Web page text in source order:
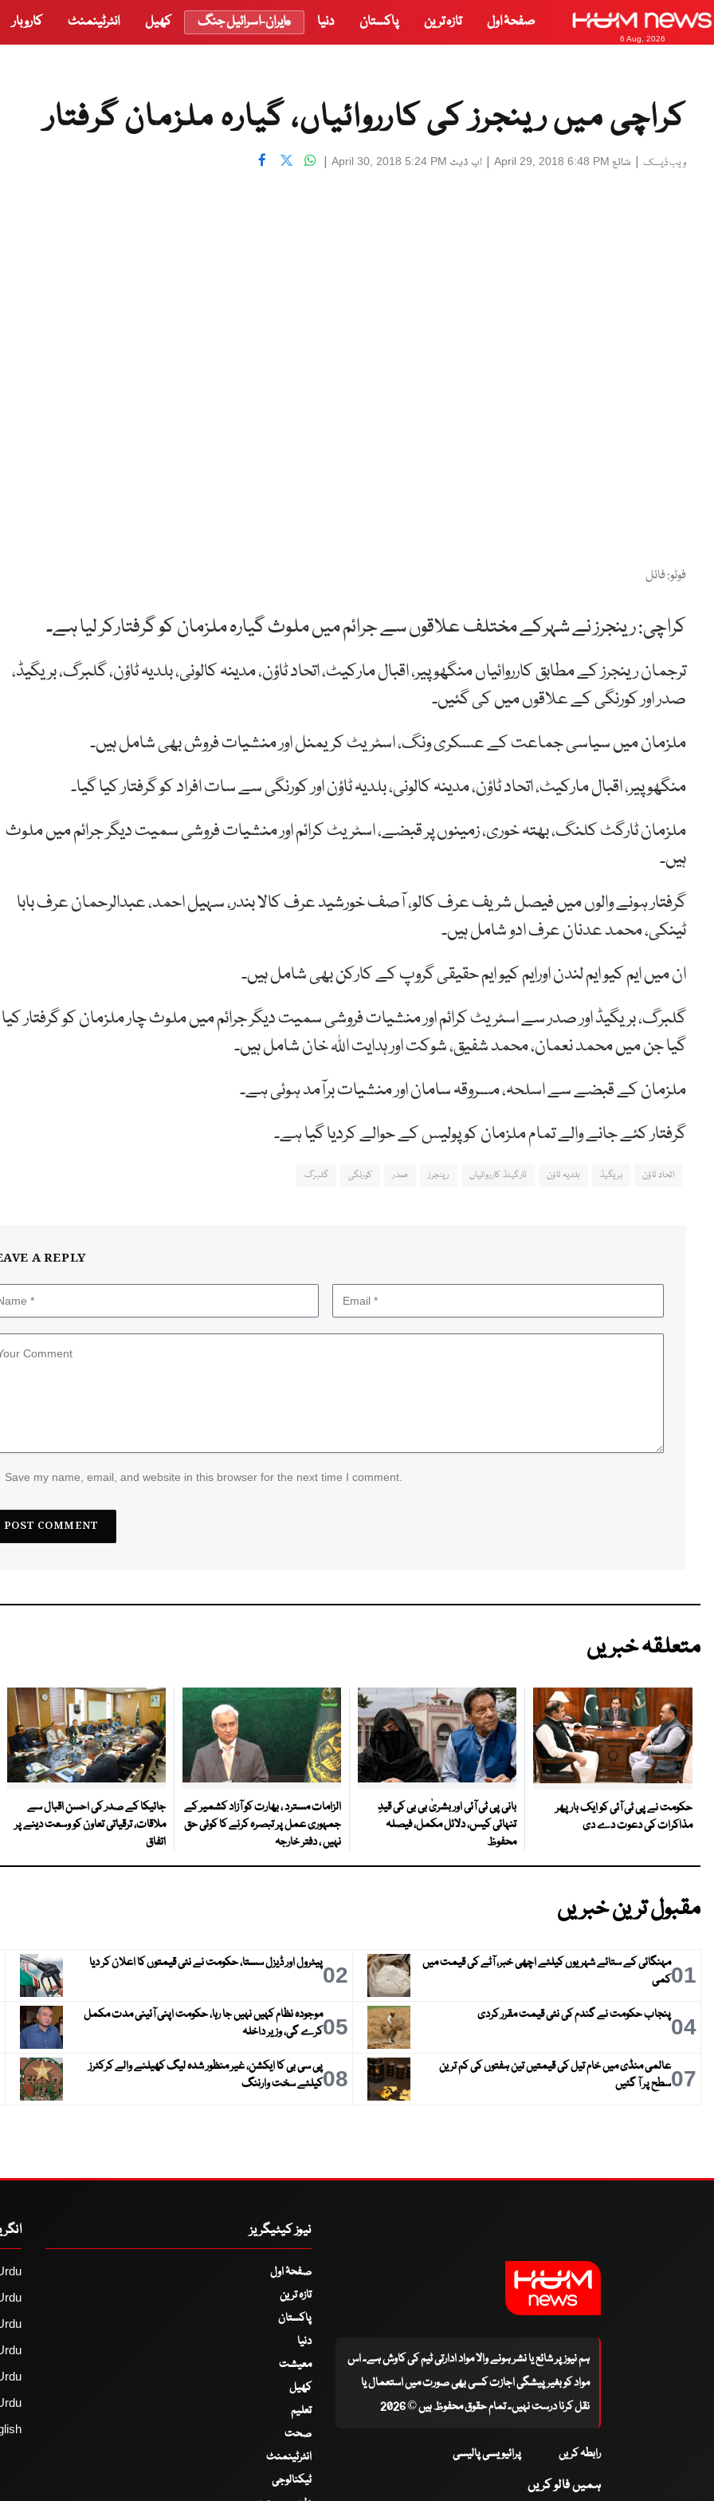
6 Aug, 2026
صفحۂ اول تازہ ترین پاکستان دنیا ایران-اسرائیل جنگ کھیل انٹرٹینمنٹ کاروبار
کراچی میں رینجرز کی کارروائیاں، گیارہ ملزمان گرفتار
ویب ڈیسک | شائع April 29, 2018 6:48 PM
| اپ ڈیٹ April 30, 2018 5:24 PM
|
فوٹو: فائل
کراچی: رینجرز نے شہرکے مختلف علاقوں سے جرائم میں ملوث گیارہ ملزمان کو گرفتارکر لیا ہے۔
ترجمان رینجرز کے مطابق کارروائیاں منگھوپیر، اقبال مارکیٹ، اتحاد ٹاؤن، مدینہ کالونی، بلدیہ ٹاؤن، گلبرگ، بریگیڈ،
صدر اور کورنگی کے علاقوں میں کی گئیں۔
ملزمان میں سیاسی جماعت کے عسکری ونگ، اسٹریٹ کریمنل اور منشیات فروش بھی شامل ہیں۔
منگھوپیر، اقبال مارکیٹ، اتحاد ٹاؤن، مدینہ کالونی، بلدیہ ٹاؤن اور کورنگی سے سات افراد کو گرفتار کیا گیا۔
ملزمان ٹارگٹ کلنگ، بھتہ خوری، زمینوں پر قبضے، اسٹریٹ کرائم اور منشیات فروشی سمیت دیگر جرائم میں ملوث
ہیں۔
گرفتار ہونے والوں میں فیصل شریف عرف کالو، آصف خورشید عرف کالا بندر، سہیل احمد، عبدالرحمان عرف بابا
ٹینکی، محمد عدنان عرف ادو شامل ہیں۔
ان میں ایم کیو ایم لندن اورایم کیو ایم حقیقی گروپ کے کارکن بھی شامل ہیں۔
گلبرگ، بریگیڈ اور صدر سے اسٹریٹ کرائم اور منشیات فروشی سمیت دیگر جرائم میں ملوث چار ملزمان کو گرفتار کیا
گیا جن میں محمد نعمان، محمد شفیق، شوکت اور ہدایت اللہ خان شامل ہیں۔
ملزمان کے قبضے سے اسلحہ، مسروقہ سامان اور منشیات برآمد ہوئی ہے۔
گرفتار کئے جانے والے تمام ملزمان کو پولیس کے حوالے کردیا گیا ہے۔
اتحاد ٹاؤن بریگیڈ بلدیہ ٹاؤن ٹارگیٹڈ کارروائیاں رینجرز صدر کورنگی گلبرگ
A REPLY
Save my name, email, and website in this browser for the next time I comment.
متعلقہ خبریں
حکومت نے پی ٹی آئی کو ایک بارپھر
مذاکرات کی دعوت دے دی
بانی پی ٹی آئی اور بشریٰ بی بی کی قیدِ
تنہائی کیس، دلائل مکمل، فیصلہ
محفوظ
الزامات مسترد ، بھارت کو آزاد کشمیر کے
جمہوری عمل پر تبصرہ کرنے کا کوئی حق
نہیں ، دفتر خارجہ
جائیکا کے صدر کی احسن اقبال سے
ملاقات، ترقیاتی تعاون کو وسعت دینے پر
اتفاق
مقبول ترین خبریں
01مہنگائی کے ستائے شہریوں کیلئے اچھی خبر، آٹے کی قیمت میں
کمی
02پیٹرول اور ڈیزل سستا، حکومت نے نئی قیمتوں کا اعلان کر دیا
04پنجاب حکومت نے گندم کی نئی قیمت مقرر کردی 05موجودہ نظام کہیں نہیں جا رہا، حکومت اپنی آئینی مدت مکمل
کرے گی، وزیر داخلہ
07عالمی منڈی میں خام تیل کی قیمتیں تین ہفتوں کی کم ترین
سطح پر آ گئیں
08پی سی بی کا ایکشن، غیر منظور شدہ لیگ کھیلنے والے کرکٹرز
کیلئے سخت وارننگ
ہم نیوز پر شائع یا نشر ہونے والا مواد ادارتی ٹیم کی کاوش ہے۔ اس
مواد کو بغیر پیشگی اجازت کسی بھی صورت میں استعمال یا
نقل کرنا درست نہیں۔ تمام حقوق محفوظ ہیں © 2026
رابطہ کریں پرائیویسی پالیسی
ہمیں فالو کریں
نیوز کیٹیگریز
صفحۂ اول
تازہ ترین
پاکستان
دنیا
معیشت
کھیل
تعلیم
صحت
انٹرٹینمنٹ
ٹیکنالوجی